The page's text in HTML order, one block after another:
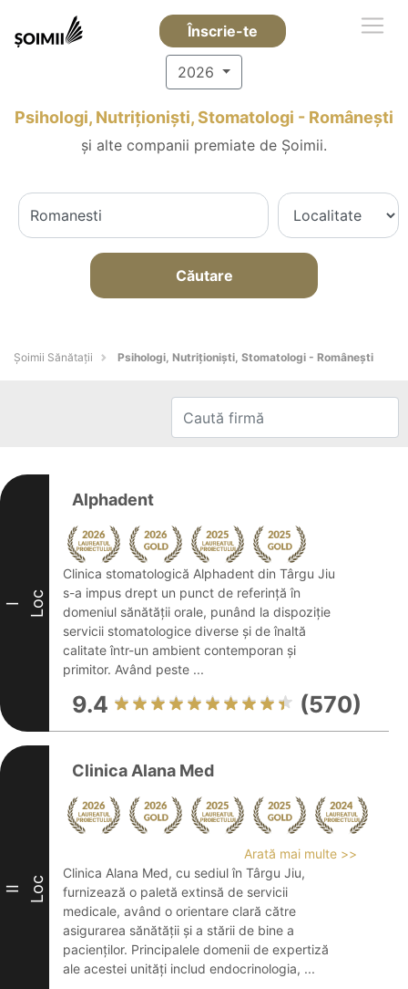
Înscrie-te
2026
Psihologi, Nutriționiști, Stomatologi - Româneşti
și alte companii premiate de Șoimii.
Căutare
Şoimii Sănătații Psihologi, Nutriționiști, Stomatologi - Româneşti
I Loc
Alphadent
Clinica stomatologică Alphadent din Târgu Jiu
s-a impus drept un punct de referință în
domeniul sănătății orale, punând la dispoziție
servicii stomatologice diverse și de înaltă
calitate într-un ambient contemporan și
primitor. Având peste ...
9.4 (570)
II Loc
Clinica Alana Med
Arată mai multe >>
Clinica Alana Med, cu sediul în Târgu Jiu,
furnizează o paletă extinsă de servicii
medicale, având o orientare clară către
asigurarea sănătății și a stării de bine a
pacienților. Principalele domenii de expertiză
ale acestei unități includ endocrinologia, ...